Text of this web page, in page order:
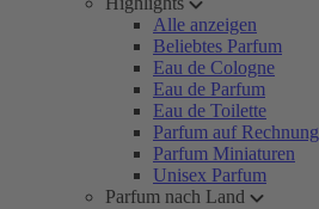
Alle anzeigen
Beliebtes Parfum
Eau de Cologne
Eau de Parfum
Eau de Toilette
Parfum auf Rechnung
Parfum Miniaturen
Unisex Parfum
Parfum nach Land